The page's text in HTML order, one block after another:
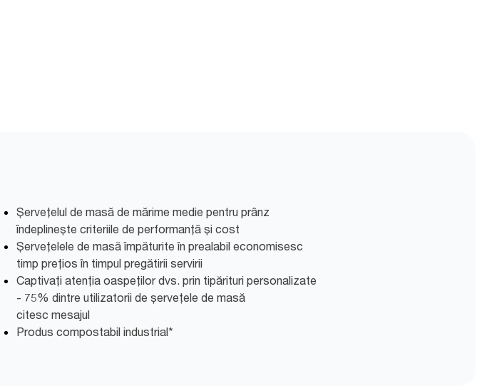
Șervețelul de masă de mărime medie pentru prânz
îndeplinește criteriile de performanță și cost
Șervețelele de masă împăturite în prealabil economisesc
timp prețios în timpul pregătirii servirii
Captivați atenția oaspeților dvs. prin tipărituri personalizate
- 75% dintre utilizatorii de șervețele de masă
citesc mesajul
Produs compostabil industrial*